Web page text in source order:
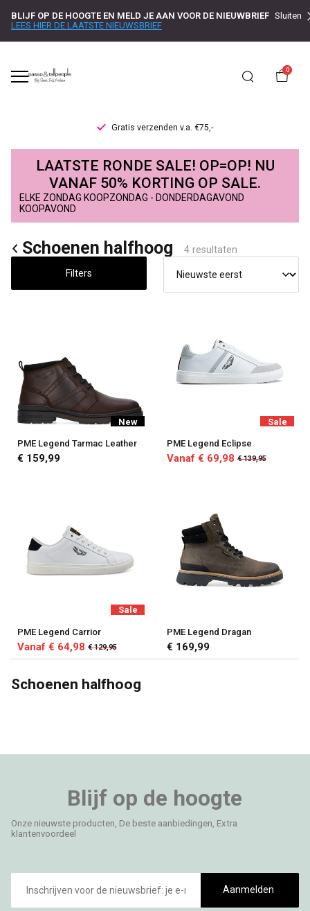
BLIJF OP DE HOOGTE EN MELD JE AAN VOOR DE NIEUWBRIEF
LEES HIER DE LAATSTE NIEUWSBRIEF
Sluiten
0
Gratis verzenden v.a. €75,-
Schoenen
halfhoog
Passo
LAATSTE RONDE SALE! OP=OP! NU
VANAF 50% KORTING OP SALE.
ELKE ZONDAG KOOPZONDAG - DONDERDAGAVOND
KOOPAVOND
Schoenen halfhoog 4 resultaten
Filters
New
PME Legend Tarmac Leather
€ 159,99
Sale
PME Legend Eclipse
Vanaf € 69,98 € 139,95
Sale
PME Legend Carrior
Vanaf € 64,98 € 129,95
PME Legend Dragan
€ 169,99
Schoenen halfhoog
Blijf op de hoogte
Onze nieuwste producten, De beste aanbiedingen, Extra
klantenvoordeel
mailadres
Aanmelden